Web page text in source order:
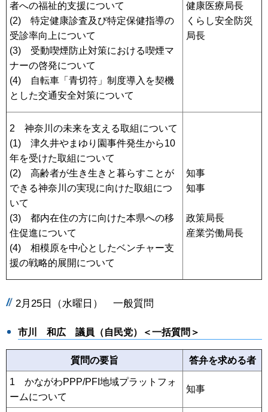
者への福祉的支援について
(2) 特定健康診査及び特定保健指導の
受診率向上について
(3) 受動喫煙防止対策における喫煙マ
ナーの啓発について
(4) 自転車「青切符」制度導入を契機
とした交通安全対策について
健康医療局長
くらし安全防災
局長
2 神奈川の未来を支える取組について
(1) 津久井やまゆり園事件発生から10
年を受けた取組について
(2) 高齢者が生き生きと暮らすことが
できる神奈川の実現に向けた取組につ
いて
(3) 都内在住の方に向けた本県への移
住促進について
(4) 相模原を中心としたベンチャー支
援の戦略的展開について
知事
知事
政策局長
産業労働局長
2月25日（水曜日） 一般質問
市川 和広 議員（自民党）＜一括質問＞
質問の要旨 答弁を求める者
1 かながわPPP/PFI地域プラットフォ
ームについて
知事